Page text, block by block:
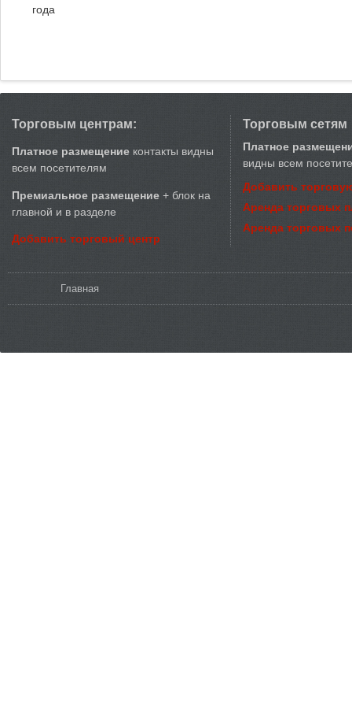
года
Торговым центрам:
Платное размещение контакты видны
всем посетителям
Премиальное размещение + блок на
главной и в разделе
Добавить торговый центр
Торговым сетям
Платное
видны всем
Добавить
Аренда торговых
Аренда торговых
Главная